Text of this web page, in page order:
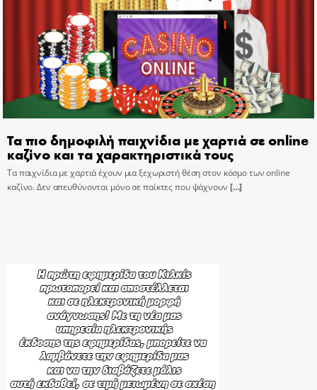
Τα πιο δημοφιλή παιχνίδια με χαρτιά σε online
καζίνο και τα χαρακτηριστικά τους
Τα παιχνίδια με χαρτιά έχουν μια ξεχωριστή θέση στον κόσμο των online
καζίνο. Δεν απευθύνονται μόνο σε παίκτες που ψάχνουν […]